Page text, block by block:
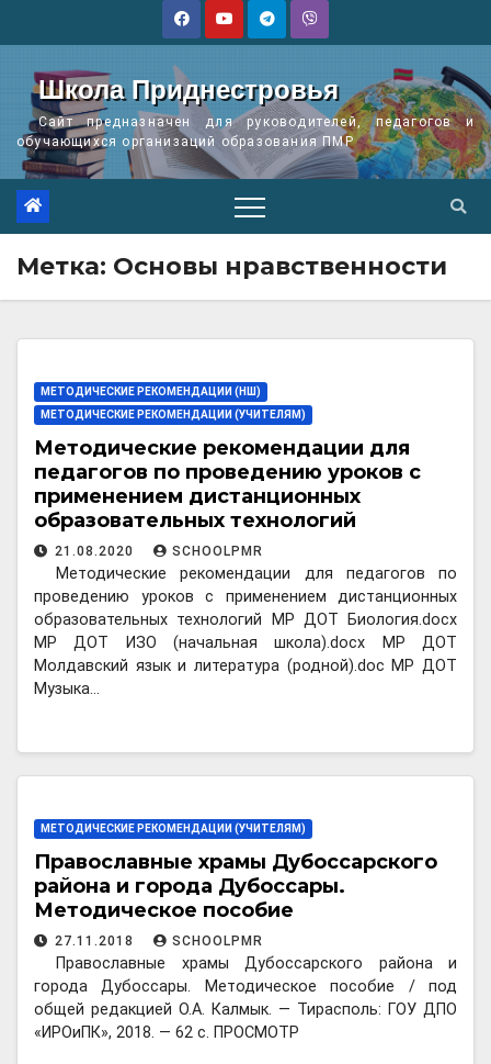
Школа Приднестровья
Сайт предназначен для руководителей, педагогов и
обучающихся организаций образования ПМР
Метка: Основы нравственности
МЕТОДИЧЕСКИЕ РЕКОМЕНДАЦИИ (НШ)
МЕТОДИЧЕСКИЕ РЕКОМЕНДАЦИИ (УЧИТЕЛЯМ)
Методические рекомендации для
педагогов по проведению уроков с
применением дистанционных
образовательных технологий
21.08.2020 SCHOOLPMR
Методические рекомендации для педагогов по
проведению уроков с применением дистанционных
образовательных технологий МР ДОТ Биология.docx
МР ДОТ ИЗО (начальная школа).docx МР ДОТ
Молдавский язык и литература (родной).doc МР ДОТ
Музыка…
МЕТОДИЧЕСКИЕ РЕКОМЕНДАЦИИ (УЧИТЕЛЯМ)
Православные храмы Дубоссарского
района и города Дубоссары.
Методическое пособие
27.11.2018 SCHOOLPMR
Православные храмы Дубоссарского района и
города Дубоссары. Методическое пособие / под
общей редакцией О.А. Калмык. — Тирасполь: ГОУ ДПО
«ИРОиПК», 2018. — 62 с. ПРОСМОТР